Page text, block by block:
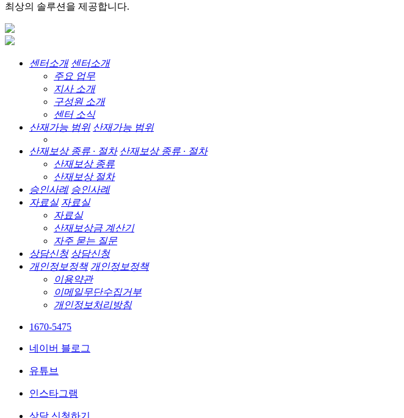
최상의 솔루션을 제공합니다.
센터소개 센터소개
주요 업무
지사 소개
구성원 소개
센터 소식
산재가능 범위 산재가능 범위
산재보상 종류 · 절차 산재보상 종류 · 절차
산재보상 종류
산재보상 절차
승인사례 승인사례
자료실 자료실
자료실
산재보상금 계산기
자주 묻는 질문
상담신청 상담신청
개인정보정책 개인정보정책
이용약관
이메일무단수집거부
개인정보처리방침
1670-5475
네이버 블로그
유튜브
인스타그램
상담 신청하기